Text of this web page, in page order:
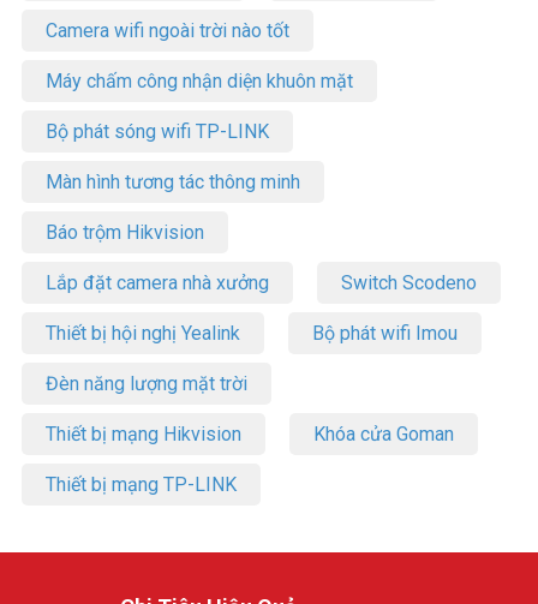
Camera wifi ngoài trời nào tốt
Máy chấm công nhận diện khuôn mặt
Bộ phát sóng wifi TP-LINK
Màn hình tương tác thông minh
Báo trộm Hikvision
Lắp đặt camera nhà xưởng Switch Scodeno
Thiết bị hội nghị Yealink Bộ phát wifi Imou
Đèn năng lượng mặt trời
Thiết bị mạng Hikvision Khóa cửa Goman
Thiết bị mạng TP-LINK